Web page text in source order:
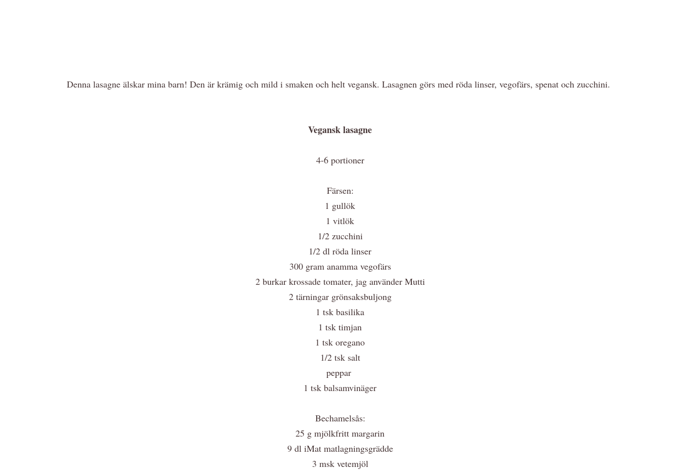
Denna lasagne älskar mina barn! Den är krämig och mild i smaken och helt vegansk. Lasagnen görs med röda linser, vegofärs, spenat och zucchini.
Vegansk lasagne
4-6 portioner
Färsen:
1 gullök
1 vitlök
1/2 zucchini
1/2 dl röda linser
300 gram anamma vegofärs
2 burkar krossade tomater, jag använder Mutti
2 tärningar grönsaksbuljong
1 tsk basilika
1 tsk timjan
1 tsk oregano
1/2 tsk salt
peppar
1 tsk balsamvinäger
Bechamelsås:
25 g mjölkfritt margarin
9 dl iMat matlagningsgrädde
3 msk vetemjöl